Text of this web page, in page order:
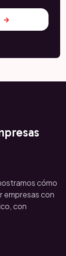
cómo
empresas con
con